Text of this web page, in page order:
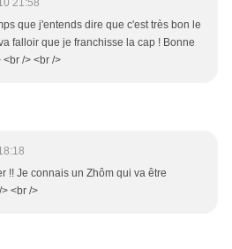
21:58
que j'entends dire que c'est très bon le
falloir que je franchisse la cap ! Bonne
/> <br />
!! Je connais un Zhôm qui va être
<br />